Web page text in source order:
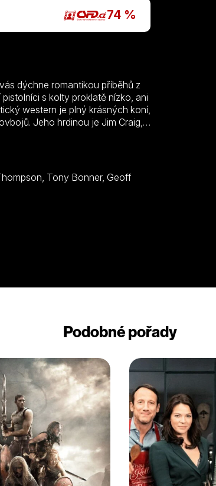
74 %
dýchne romantikou příběhů z
s kolty proklatě nízko, ani
western je plný krásných koní,
Jeho hrdinou je Jim Craig,
rančera Harrisona. Zatímco
přátelství. Odmítavý postoj
odvaha, kdy se mu
divokých koní.
Podobné pořady